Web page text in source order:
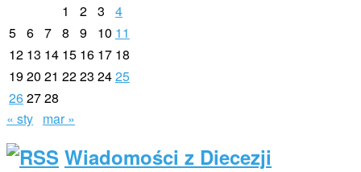
1
2 3
4
5 6 7 8 9 10 11
12 13 14 15 16 17 18
1920 21 2223 2425
262728
« sty mar »
Wiadomości z Diecezji